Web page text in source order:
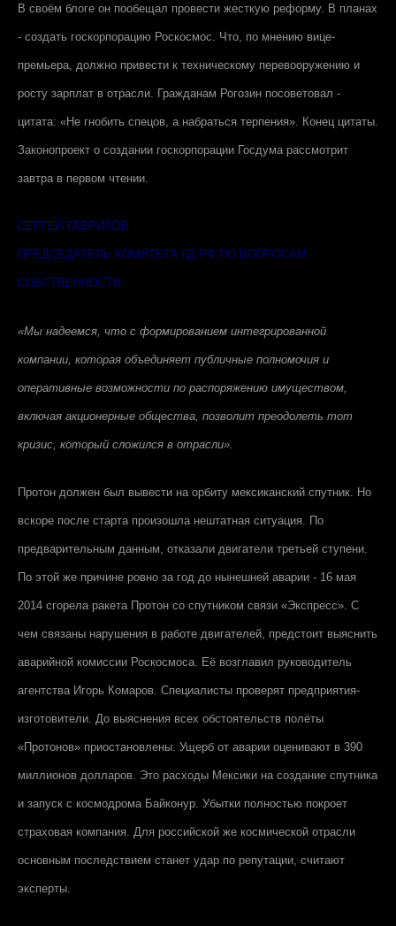
В своём блоге он пообещал провести жесткую реформу. В планах
- создать госкорпорацию Роскосмос. Что, по мнению вице-
премьера, должно привести к техническому перевооружению и
росту зарплат в отрасли. Гражданам Рогозин посоветовал -
цитата: «Не гнобить спецов, а набраться терпения». Конец цитаты.
Законопроект о создании госкорпорации Госдума рассмотрит
завтра в первом чтении.
СЕРГЕЙ ГАВРИЛОВ
ПРЕДСЕДАТЕЛЬ КОМИТЕТА ГД РФ ПО ВОПРОСАМ
СОБСТВЕННОСТИ
«Мы надеемся, что с формированием интегрированной
компании, которая объединяет публичные полномочия и
оперативные возможности по распоряжению имуществом,
включая акционерные общества, позволит преодолеть тот
кризис, который сложился в отрасли».
Протон должен был вывести на орбиту мексиканский спутник. Но
вскоре после старта произошла нештатная ситуация. По
предварительным данным, отказали двигатели третьей ступени.
По этой же причине ровно за год до нынешней аварии - 16 мая
2014 сгорела ракета Протон со спутником связи «Экспресс». С
чем связаны нарушения в работе двигателей, предстоит выяснить
аварийной комиссии Роскосмоса. Её возглавил руководитель
агентства Игорь Комаров. Специалисты проверят предприятия-
изготовители. До выяснения всех обстоятельств полёты
«Протонов» приостановлены. Ущерб от аварии оценивают в 390
миллионов долларов. Это расходы Мексики на создание спутника
и запуск с космодрома Байконур. Убытки полностью покроет
страховая компания. Для российской же космической отрасли
основным последствием станет удар по репутации, считают
эксперты.